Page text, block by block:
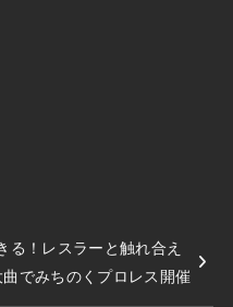
る！レスラーと触れ合え
でみちのくプロレス開催